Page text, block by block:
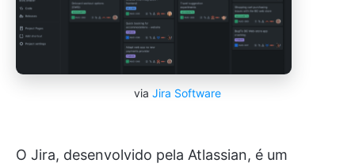
via Jira Software
O Jira, desenvolvido pela Atlassian, é um